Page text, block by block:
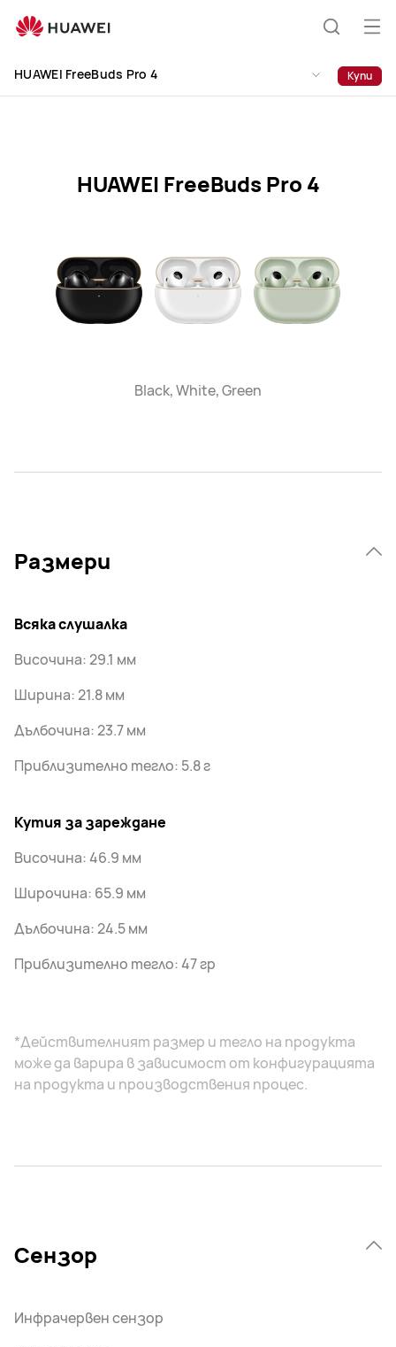
FreeBuds
Specification
на
HUAWEI FreeBuds Pro 4 Купи
HUAWEI FreeBuds Pro 4
Black, White, Green
Размери
Всяка слушалка
Височина: 29.1 мм
Ширина: 21.8 мм
Дълбочина: 23.7 мм
Приблизително тегло: 5.8 г
Кутия за зареждане
Височина: 46.9 мм
Широчина: 65.9 мм
Дълбочина: 24.5 мм
Приблизително тегло: 47 гр
*Действителният размер и тегло на продукта
може да варира в зависимост от конфигурацията
на продукта и производствения процес.
Сензор
Инфрачервен сензор